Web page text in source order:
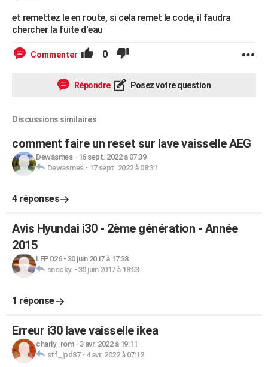
Bricolage
Lifestyle
Culture
Sport
Auto
Television
Voyage
Cinema
et remettez le en route, si cela remet le code, il faudra
chercher la fuite d'eau
Commenter 0
Répondre Posez votre question
Discussions similaires
comment faire un reset sur lave vaisselle AEG
Dewasmes- 16 sept. 2022 à 07:39
Dewasmes- 17 sept. 2022 à 08:31
4 réponses
Avis Hyundai i30 - 2ème génération - Année
2015
LFPO26- 30 juin 2017 à 17:38
snocky. - 30 juin 2017 à 18:53
1 réponse
Erreur i30 lave vaisselle ikea
charly_rom- 3 avr. 2022 à 19:11
stf_jpd87- 4 avr. 2022 à 07:12